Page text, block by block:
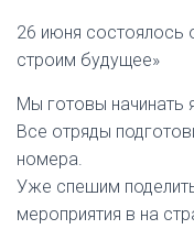
26 июня состоялось
строим будущее»
Мы готовы начинать
Все отряды
номера.
Уже спешим
мероприятия в на